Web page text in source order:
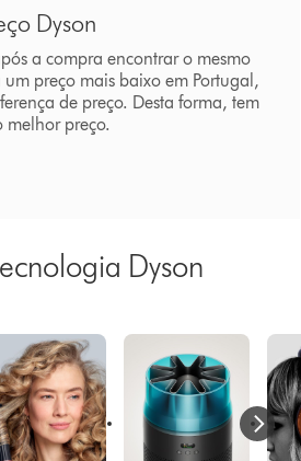
Dyson
a compra encontrar o mesmo
preço mais baixo em Portugal,
de preço. Desta forma, tem
melhor preço.
Dyson